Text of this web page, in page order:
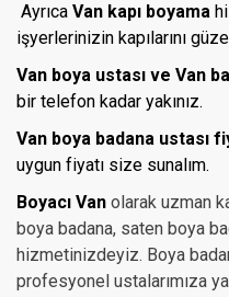
Ayrıca Van kapı boyama
işyerlerinizin kapılarını
Van boya ustası ve Van
bir telefon kadar yakınız.
Van boya badana ustası
uygun fiyatı size sunalım.
Boyacı Van olarak uzman
boya badana, saten boya
hizmetinizdeyiz. Boya
profesyonel ustalarımıza